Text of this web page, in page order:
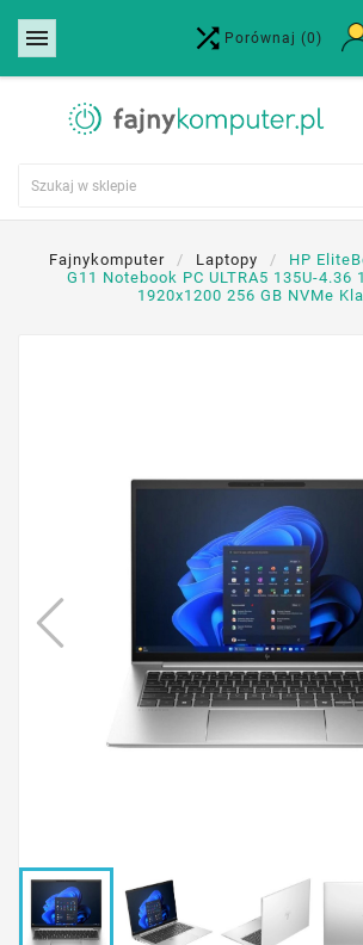
  Porównaj (0)
Fajnykomputer Laptopy
HP
G11 Notebook PC ULTRA5 135U-4.36
1920x1200 256 GB NVMe
Utwórz listę życzeń
Nazwa listy życzeń
Anuluj Utwórz listę życzeń